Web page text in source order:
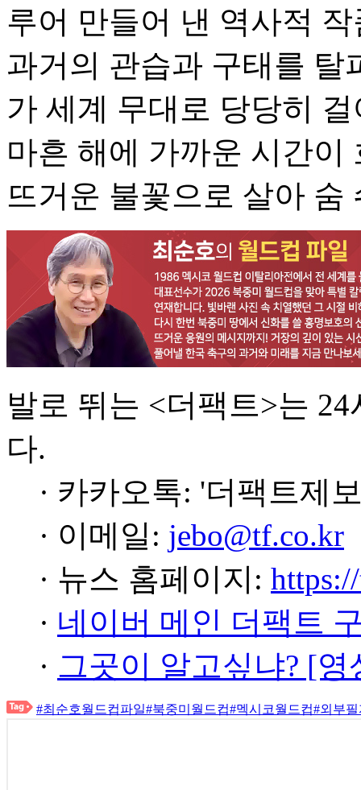
루어 만들어 낸 역사적
과거의 관습과 구태를 탈
가 세계 무대로 당당히
마흔 해에 가까운 시간이
뜨거운 불꽃으로 살아 숨
발로 뛰는 <더팩트>는
다.
· 카카오톡: '더팩트제
· 이메일: jebo@tf.co.kr
· 뉴스 홈페이지:
· 네이버 메인 더팩트
· 그곳이 알고싶냐? [
#최순호월드컵파일#북중미월드컵#멕시코월드컵#외부필